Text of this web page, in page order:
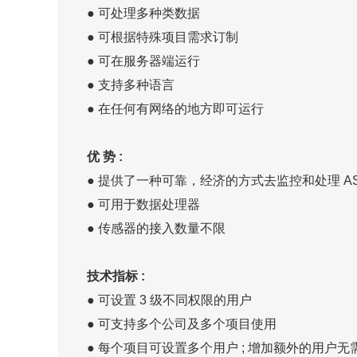
● 可处理多种类数据
● 可根据特殊项目需求订制
● 可在服务器端运行
● 支持多种语言
● 在任何有网络的地方即可运行
优 势 :
● 提供了一种可靠，经济的方式去监控和处理
● 可用于数据处理器
● 传感器的接入数量不限
技术指标 :
● 可设置 3 级不同权限的用户
● 可支持多个公司及多个项目使用
● 每个项目可设置多个用户 ; 增加额外的用户无